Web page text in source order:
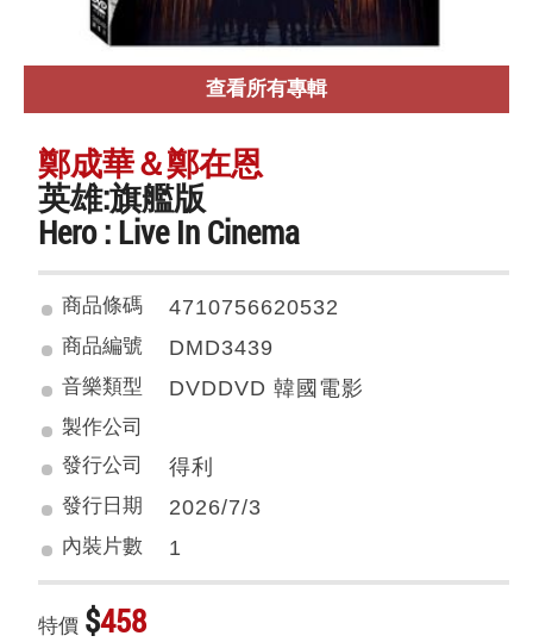
查看所有專輯
鄭成華＆鄭在恩
英雄:旗艦版
Hero : Live In Cinema
商品條碼 4710756620532
商品編號 DMD3439
音樂類型 DVDDVD 韓國電影
製作公司
發行公司
得利
發行日期 2026/7/3
內裝片數 1
特價 $458